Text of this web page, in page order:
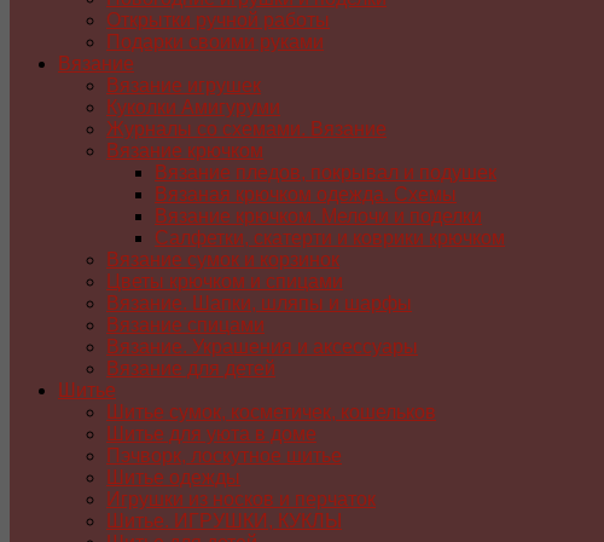
Открытки ручной работы
Подарки своими руками
Вязание
Вязание игрушек
Куколки Амигуруми
Журналы со схемами. Вязание
Вязание крючком
Вязание пледов, покрывал и подушек
Вязаная крючком одежда. Схемы
Вязание крючком. Мелочи и поделки
Салфетки, скатерти и коврики крючком
Вязание сумок и корзинок
Цветы крючком и спицами
Вязание. Шапки, шляпы и шарфы
Вязание спицами
Вязание. Украшения и аксессуары
Вязание для детей
Шитье
Шитье сумок, косметичек, кошельков
Шитье для уюта в доме
Пэчворк, лоскутное шитье
Шитье одежды
Игрушки из носков и перчаток
Шитье. ИГРУШКИ, КУКЛЫ